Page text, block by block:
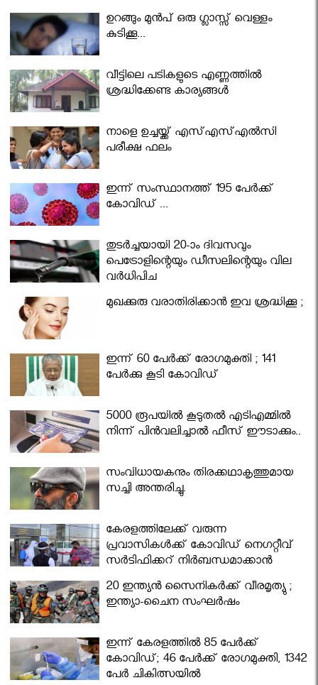
ഉറങ്ങും മുന്‍പ് ഒരു ഗ്ലാസ്സ് വെള്ളം
കുടിക്കൂ...
വീട്ടിലെ പടികളുടെ എണ്ണത്തിൽ
ശ്രദ്ധിക്കേണ്ട കാര്യങ്ങൾ
നാളെ ഉച്ചയ്ക്ക് എസ്എസ്എല്‍സി
പരീക്ഷ ഫലം
ഇന്ന് സംസ്ഥാനത്ത് 195 പേര്‍ക്ക്
കോവിഡ് ...
തുടർച്ചയായി 20-ാം ദിവസവും
പെട്രോളിന്റെയും ഡീസലിന്റെയും വില
വര്‍ധിപ്പിച്ചു
മുഖക്കുരു വരാതിരിക്കാന്‍ ഇവ ശ്രദ്ധിക്കൂ ;
ഇന്ന് 60 പേർക്ക് രോഗമുക്തി ; 141
പേര്‍ക്കു കൂടി കോവിഡ്
5000 രൂപയിൽ കൂടുതൽ എടിഎമ്മിൽ
നിന്ന് പിൻവലിച്ചാൽ ഫീസ് ഈടാക്കും..
സംവിധായകനും തിരക്കഥാകൃത്തുമായ
സച്ചി അന്തരിച്ചു.
കേരളത്തിലേക്ക് വരുന്ന
പ്രവാസികള്‍ക്ക് കോവിഡ് നെഗറ്റീവ്
സര്‍ട്ടിഫിക്കറ്റ് നിർബന്ധമാക്കാൻ
മന്ത്രിസഭ
20 ഇന്ത്യൻ സൈനികർക്ക് വീരമൃത്യു ;
ഇന്ത്യാ-ചൈന സംഘർഷം
ഇന്ന് കേരളത്തിൽ 85 പേർക്ക്
കോവിഡ്; 46 പേർക്ക് രോഗമുക്തി, 1342
പേർ ചികിത്സയിൽ